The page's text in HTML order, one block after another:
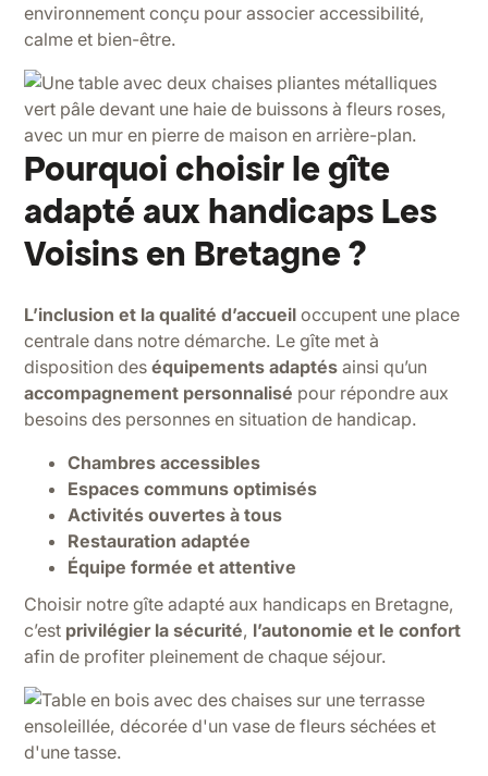
environnement conçu pour associer accessibilité,
calme et bien-être.
Pourquoi choisir le gîte
adapté aux handicaps Les
Voisins en Bretagne ?
L’inclusion et la qualité d’accueil occupent une place
centrale dans notre démarche. Le gîte met à
disposition deséquipements adaptés ainsi qu’un
accompagnement personnalisé pour répondre aux
besoins des personnes en situation de handicap.
Chambres accessibles
Espaces communs optimisés
Activités ouvertes à tous
Restauration adaptée
Équipe formée et attentive
Choisir notre gîte adapté aux handicaps en Bretagne,
c’est privilégier la sécurité, l’autonomie et le confort
afin de profiter pleinement de chaque séjour.